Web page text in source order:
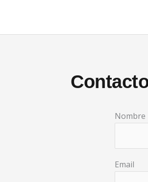
Nombre
Email